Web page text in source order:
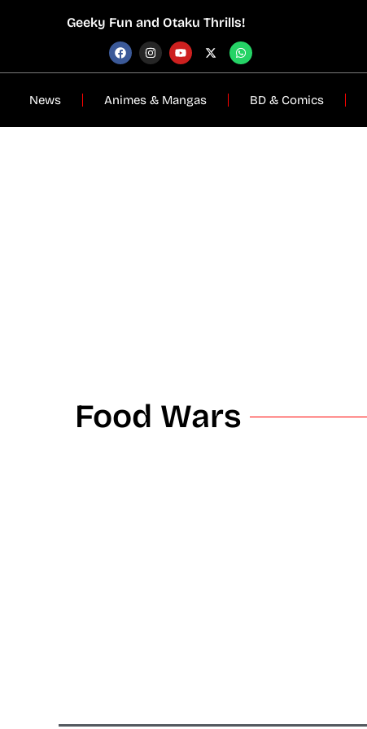
Geeky Fun and Otaku Thrills!
News Animes & Mangas BD & Comics
Food Wars